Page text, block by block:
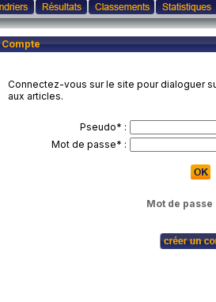
Compte
Connectez-vous sur le site pour dialoguer
aux articles.
Pseudo* :
Mot de passe* :
Mot de passe